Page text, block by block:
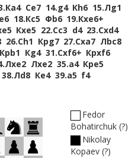
Кa4 Сe7 14.g4 Кh6 15.Лg1
18.Кc5 Фb6 19.Кxe6+
Кxe5 22.Сc3 d4 23.Сxd4
26.Сh1 Крg7 27.Сxa7 Лbc8
Крb1 Кg4 31.Сxf6+ Крxf6
Лxe2 Лxe2 35.a4 Крe5
38.Лd8 Кe4 39.a5 f4
Fedor
Bohatirchuk ?
Nikolay
Kopaev ?